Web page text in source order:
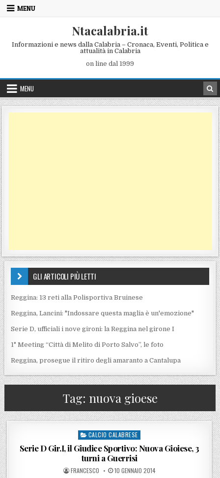
Skip to content
MENU
Ntacalabria.it
Informazioni e news dalla Calabria – Cronaca, Eventi, Politica e
attualità in Calabria
on line dal 1999
MENU
GLI ARTICOLI PIÙ LETTI
Reggina: 13 reti alla Polisportiva Bruinese
Reggina, Lancini: "Indossare questa maglia è un'emozione"
Serie D, ufficiali i nove gironi: la Reggina nel girone I
1° Meeting “Città di Melito di Porto Salvo”, le foto
Reggina, prosegue il ritiro degli amaranto a Cantalupa
Tag: nuova gioese
Posted in
CALCIO CALABRESE
Serie D Gir.I, il Giudice Sportivo: Nuova Gioiese, 3
turni a Guerrisi
POSTED BY
FRANCESCO POSTED ON
10 GENNAIO 2014